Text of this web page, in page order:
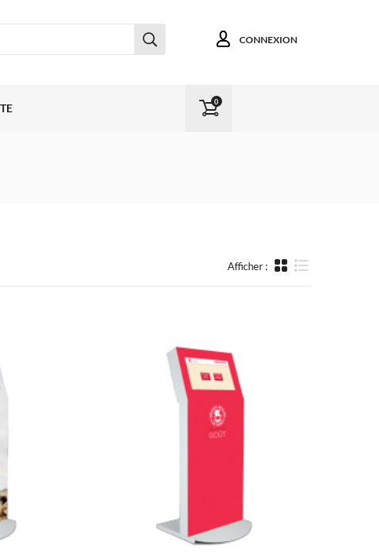
CONNEXION
0
Afficher :